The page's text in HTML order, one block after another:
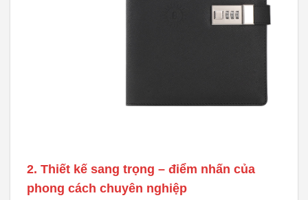
2. Thiết kế sang trọng – điểm nhấn của
phong cách chuyên nghiệp